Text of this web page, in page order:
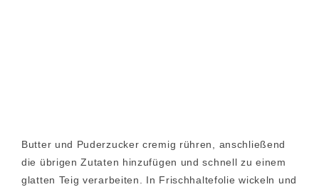
Butter und Puderzucker cremig rühren, anschließend
die übrigen Zutaten hinzufügen und schnell zu einem
glatten Teig verarbeiten. In Frischhaltefolie wickeln und